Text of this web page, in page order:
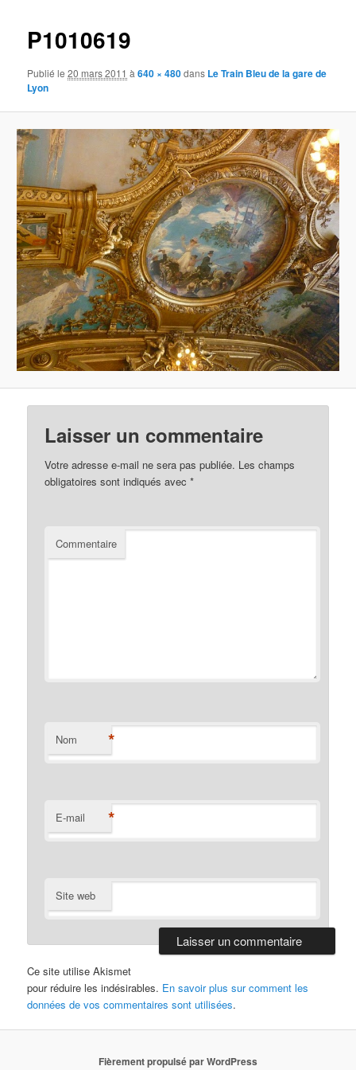
P1010619
Publié le20 mars 2011 à640 × 480dans Le Train Bleu de la gare de
Lyon
Laisser un commentaire
Votre adresse e-mail ne sera pas publiée. Les champs
obligatoires sont indiqués avec*
Commentaire
Nom *
E-mail *
Site web
Ce site utilise Akismet
pour réduire les indésirables. En savoir plus sur comment les
données de vos commentaires sont utilisées.
Fièrement propulsé par WordPress